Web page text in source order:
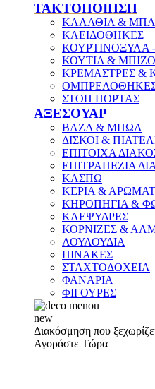
ΤΑΚΤΟΠΟΙΗΣΗ
ΚΑΛΑΘΙΑ &
ΚΛΕΙΔΟΘΗΚΕΣ
ΚΟΥΤΙΑ &
ΚΡΕΜΑΣΤΡΕΣ &
ΣΤΟΠ ΠΟΡΤΑΣ
ΑΞΕΣΟΥΑΡ
ΒΑΖΑ & ΜΠΩΛ
ΔΙΣΚΟΙ &
ΕΠΙΤΟΙΧΑ
ΕΠΙΤΡΑΠΕΖΙΑ
ΚΑΣΠΩ
ΚΕΡΙΑ &
ΚΗΡΟΠΗΓΙΑ &
ΚΛΕΨΥΔΡΕΣ
ΚΟΡΝΙΖΕΣ &
ΛΟΥΛΟΥΔΙΑ
ΠΙΝΑΚΕΣ
ΣΤΑΧΤΟΔΟΧΕΙΑ
ΦΑΝΑΡΙΑ
ΦΙΓΟΥΡΕΣ
new
Διακόσμηση που
Αγοράστε Τώρα